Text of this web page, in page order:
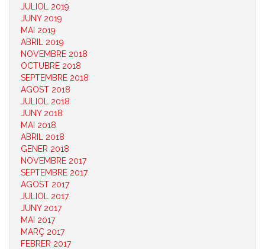
JULIOL 2019
JUNY 2019
MAI 2019
ABRIL 2019
NOVEMBRE 2018
OCTUBRE 2018
SEPTEMBRE 2018
AGOST 2018
JULIOL 2018
JUNY 2018
MAI 2018
ABRIL 2018
GENER 2018
NOVEMBRE 2017
SEPTEMBRE 2017
AGOST 2017
JULIOL 2017
JUNY 2017
MAI 2017
MARÇ 2017
FEBRER 2017